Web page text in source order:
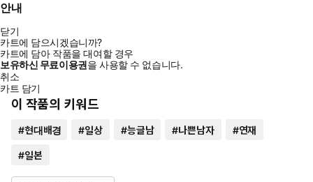
안내
닫기
카트에 담으시겠습니까?
카트에 담아 작품을 대여할 경우
보유하신 무료이용권을 사용할 수 없습니다.
취소
카트 담기
이 작품의 키워드
#현대배경 #일상 #능글남 #나쁜남자 #연재
#일본